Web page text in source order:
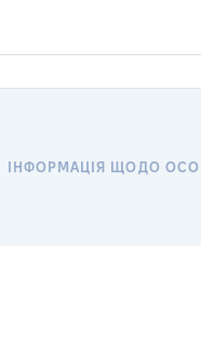
ІНФОРМАЦІЯ ЩОДО